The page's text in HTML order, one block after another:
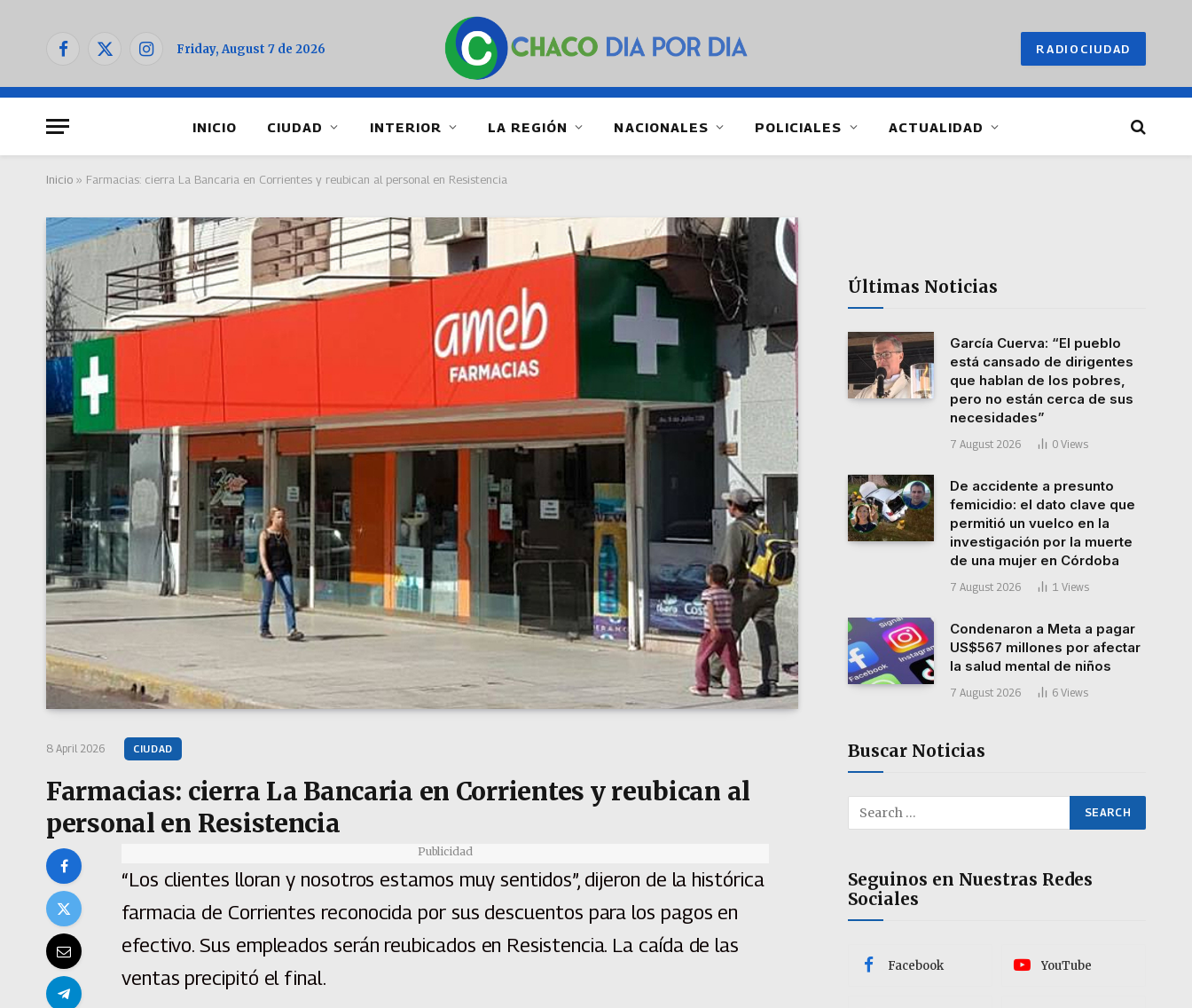
Facebook
X
InstagramFriday, August 7 de 2026 RADIOCIUDAD
INICIO CIUDAD INTERIOR LA REGIÓN NACIONALES POLICIALES ACTUALIDAD
Inicio » Farmacias: cierra La Bancaria en Corrientes y reubican al personal en Resistencia
8 April 2026 CIUDAD
Farmacias: cierra La Bancaria en Corrientes y reubican al
personal en Resistencia
Publicidad
“Los clientes lloran y nosotros estamos muy sentidos”, dijeron de la histórica
farmacia de Corrientes reconocida por sus descuentos para los pagos en
efectivo. Sus empleados serán reubicados en Resistencia. La caída de las
ventas precipitó el final.
Últimas Noticias
García Cuerva: “El pueblo
está cansado de dirigentes
que hablan de los pobres,
pero no están cerca de sus
necesidades”
7 August 2026 0 Views
De accidente a presunto
femicidio: el dato clave que
permitió un vuelco en la
investigación por la muerte
de una mujer en Córdoba
7 August 2026 1 Views
Condenaron a Meta a pagar
US$567 millones por afectar
la salud mental de niños
7 August 2026 6 Views
Buscar Noticias
Seguinos en Nuestras Redes
Sociales
Facebook YouTube